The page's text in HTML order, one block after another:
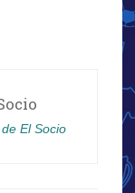
El Socio